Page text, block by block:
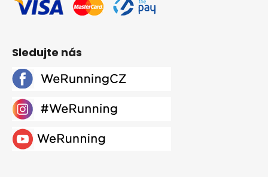
Sledujte nás